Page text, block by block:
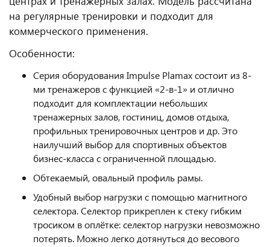
на регулярные тренировки и подходит для
коммерческого применения.
Особенности:
Серия оборудования Impulse Plamax состоит из 8-
ми тренажеров с функцией «2-в-1» и отлично
подходит для комплектации небольших
тренажерных залов, гостиниц, домов отдыха,
профильных тренировочных центров и др. Это
наилучший выбор для спортивных объектов
бизнес-класса с ограниченной площадью.
Обтекаемый, овальный профиль рамы.
Удобный выбор нагрузки с помощью магнитного
селектора. Селектор прикреплен к стеку гибким
тросиком в оплётке: селектор нагрузки невозможно
потерять. Можно легко дотянуться до весового